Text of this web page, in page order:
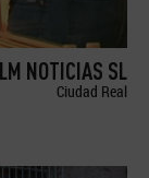
NOTICIAS SL
Ciudad Real